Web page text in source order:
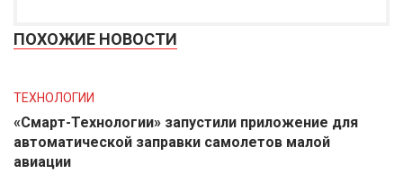
ПОХОЖИЕ НОВОСТИ
ТЕХНОЛОГИИ
«Смарт-Технологии» запустили приложение для
автоматической заправки самолетов малой
авиации